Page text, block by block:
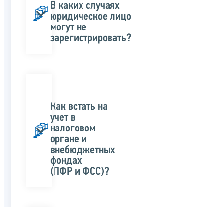
В каких случаях
юридическое лицо
могут не
зарегистрировать?
Как встать на
учет в
налоговом
органе и
внебюджетных
фондах
(ПФР и ФСС)?